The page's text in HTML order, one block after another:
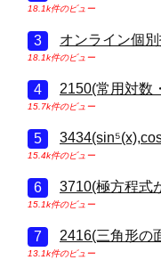
18.1k件のビュー
オンライン個
18.1k件のビュー
2150(常用対数
15.7k件のビュー
15.4k件のビュー
3710(極方程式
15.1k件のビュー
2416(三角形の
13.1k件のビュー